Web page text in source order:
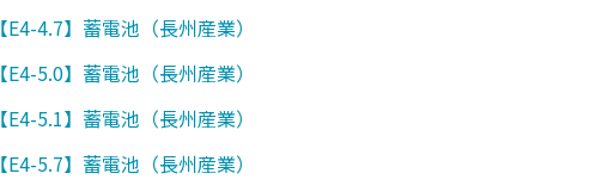
【E4-4.7】蓄電池（長州産業）
【E4-5.0】蓄電池（長州産業）
【E4-5.1】蓄電池（長州産業）
【E4-5.7】蓄電池（長州産業）